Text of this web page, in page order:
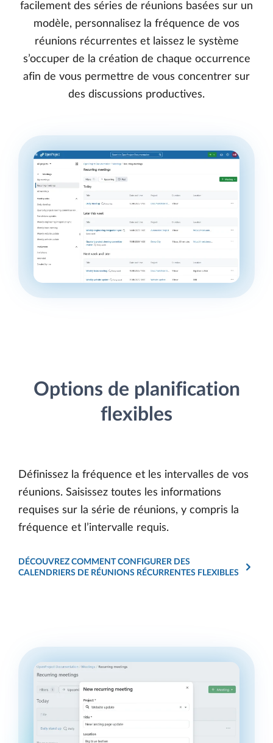
facilement des séries de réunions basées sur un
modèle, personnalisez la fréquence de vos
réunions récurrentes et laissez le système
s’occuper de la création de chaque occurrence
afin de vous permettre de vous concentrer sur
des discussions productives.
Options de planification
flexibles
Définissez la fréquence et les intervalles de vos
réunions. Saisissez toutes les informations
requises sur la série de réunions, y compris la
fréquence et l’intervalle requis.
DÉCOUVREZ COMMENT CONFIGURER DES
CALENDRIERS DE RÉUNIONS RÉCURRENTES FLEXIBLES